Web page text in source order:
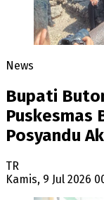
News
Bupati
Puskesmas
Posyandu
TR
Kamis, 9 Jul 2026